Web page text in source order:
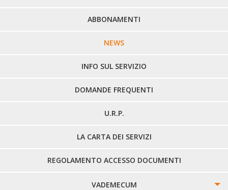
PERCORSI URBANI IN BIELLA
LINEE URBANE VERCELLI
LINEE EXTRAURBANE
ABBONAMENTI
NEWS
INFO SUL SERVIZIO
DOMANDE FREQUENTI
U.R.P.
LA CARTA DEI SERVIZI
REGOLAMENTO ACCESSO DOCUMENTI
VADEMECUM